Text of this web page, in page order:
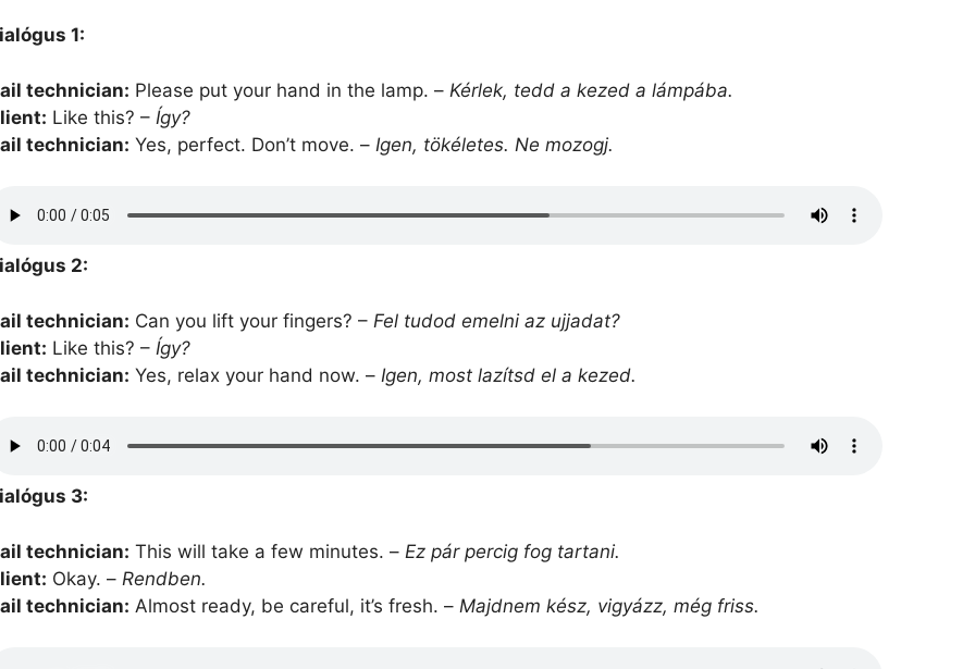
1:
technician: Please put your hand in the lamp. – Kérlek, tedd a kezed a lámpába.
Like this? – Így?
technician: Yes, perfect. Don’t move. – Igen, tökéletes. Ne mozogj.
2:
technician: Can you lift your fingers? – Fel tudod emelni az ujjadat?
Like this? – Így?
technician: Yes, relax your hand now. – Igen, most lazítsd el a kezed.
3:
technician: This will take a few minutes. – Ez pár percig fog tartani.
Okay. – Rendben.
technician: Almost ready, be careful, it’s fresh. – Majdnem kész, vigyázz, még friss.